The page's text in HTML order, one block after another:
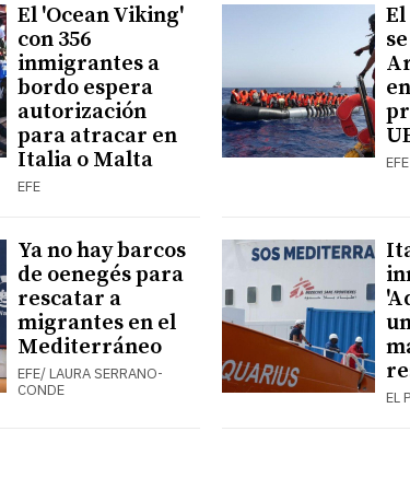
El 'Ocean Viking'
con 356
inmigrantes a
bordo espera
autorización
para atracar en
Italia o Malta
EFE
EFE
Ya no hay barcos
de oenegés para
rescatar a
migrantes en el
Mediterráneo
EFE/ LAURA SERRANO-
CONDE
EL